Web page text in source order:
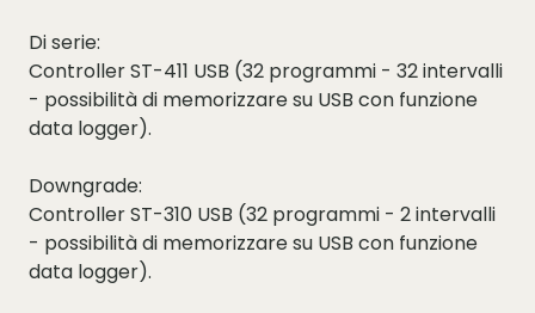
Di serie:
Controller ST-411 USB (32 programmi - 32 intervalli
- possibilità di memorizzare su USB con funzione
data logger).
Downgrade:
Controller ST-310 USB (32 programmi - 2 intervalli
- possibilità di memorizzare su USB con funzione
data logger).